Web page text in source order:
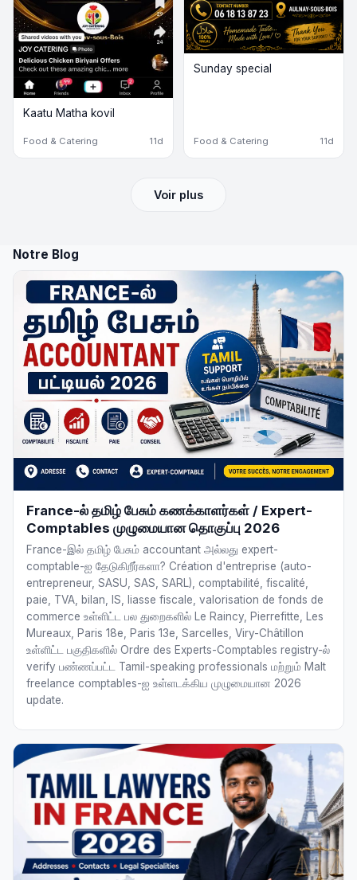
Kaatu Matha kovil
Food & Catering 11d
Sunday special
Food & Catering 11d
Voir plus
Notre Blog
France-ல் தமிழ் பேசும் கணக்காளர்கள் / Expert-
Comptables முழுமையான தொகுப்பு 2026
France-இல் தமிழ் பேசும் accountant அல்லது expert-
comptable-ஐ தேடுகிறீர்களா? Création d'entreprise (auto-
entrepreneur, SASU, SAS, SARL), comptabilité, fiscalité,
paie, TVA, bilan, IS, liasse fiscale, valorisation de fonds de
commerce உள்ளிட்ட பல துறைகளில் Le Raincy, Pierrefitte, Les
Mureaux, Paris 18e, Paris 13e, Sarcelles, Viry-Châtillon
உள்ளிட்ட பகுதிகளில் Ordre des Experts-Comptables registry-ல்
verify பண்ணப்பட்ட Tamil-speaking professionals மற்றும் Malt
freelance comptables-ஐ உள்ளடக்கிய முழுமையான 2026
update.